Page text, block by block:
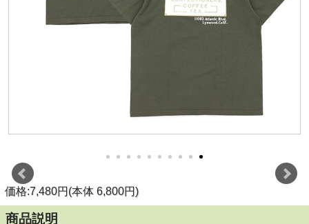
価格:7,480円(本体 6,800円)
商品説明